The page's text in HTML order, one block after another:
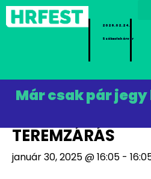
2026.02.24.
Székesfehérvár
Már csak pár
TEREMZÁRÁS
január 30, 2025 @ 16:05 -